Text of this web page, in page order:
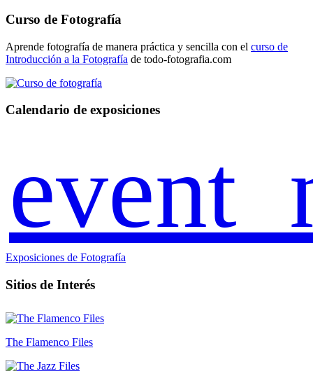
Curso de Fotografía
Aprende fotografía de manera práctica y sencilla con el curso de
Introducción a la Fotografía de todo-fotografia.com
Calendario de exposiciones
Exposiciones de Fotografía
Sitios de Interés
The Flamenco Files